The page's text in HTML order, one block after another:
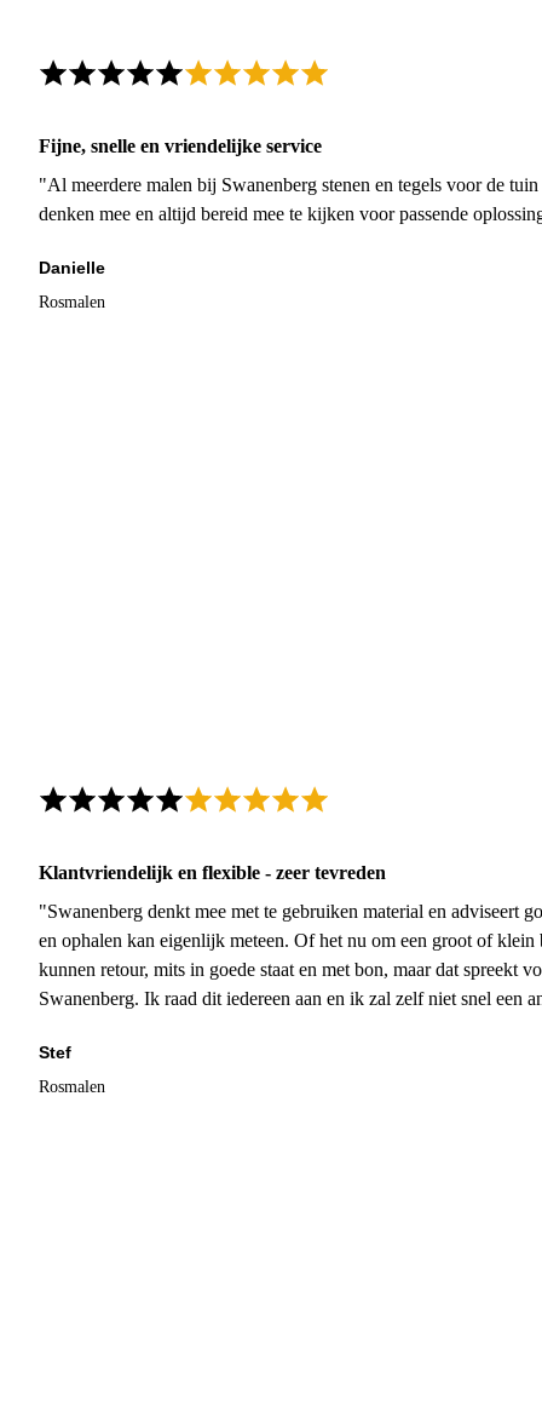
Fijne, snelle en vriendelijke service
"Al meerdere malen bij Swanenberg stenen en tegels voor de
denken mee en altijd bereid mee te kijken voor passende
Danielle
Rosmalen
Klantvriendelijk en flexible - zeer tevreden
"Swanenberg denkt mee met te gebruiken material en adviseert
en ophalen kan eigenlijk meteen. Of het nu om een groot of
kunnen retour, mits in goede staat en met bon, maar dat spreekt
Swanenberg. Ik raad dit iedereen aan en ik zal zelf niet snel een
Stef
Rosmalen